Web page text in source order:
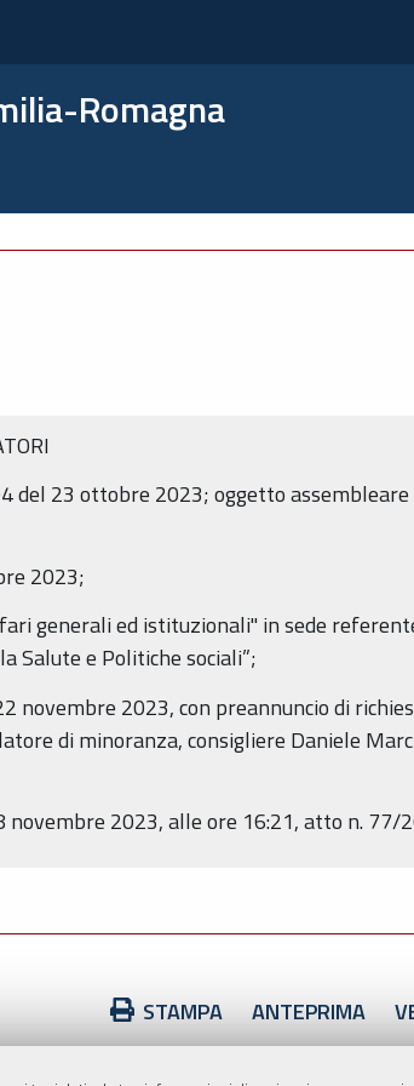
Romagna
del 23 ottobre 2023; oggetto assembleare
2023;
generali ed istituzionali" in sede
Salute e Politiche sociali”;
2023, con preannuncio di
di minoranza, consigliere Daniele
2023, alle ore 16:21, atto n. 77/
Azioni
sul
documento
STAMPA ANTEPRIMA